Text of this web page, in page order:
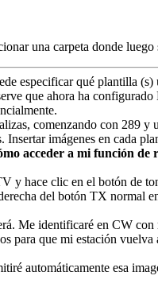
una carpeta donde luego
especificar qué plantilla
que ahora ha
comenzando con 289 y
Insertar imágenes en cada
acceder a mi función de
y hace clic en el botón de
del botón TX normal
Me identificaré en CW con
para que mi estación
automáticamente esa